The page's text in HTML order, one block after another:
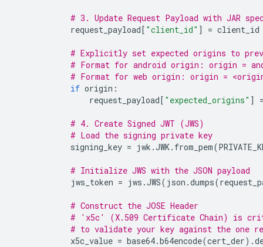
# 3. Update Request Payload with JAR
request_payload[ "client_id" ] = client_id
# Explicitly set expected origins to
# Format for android origin: origin =
# Format for web origin: origin =
if origin :
request_payload[ "expected_origins" ]
# 4. Create Signed JWT (JWS)
# Load the signing private key
signing_key = jwk .JWK. from_pem(
# Initialize JWS with the JSON payload
jws_token = jws .JWS( json .dumps(
# Construct the JOSE Header
# 'x5c' (X.509 Certificate Chain) is
# to validate your key against the one
x5c_value = base64.b64encode(cert_der) .